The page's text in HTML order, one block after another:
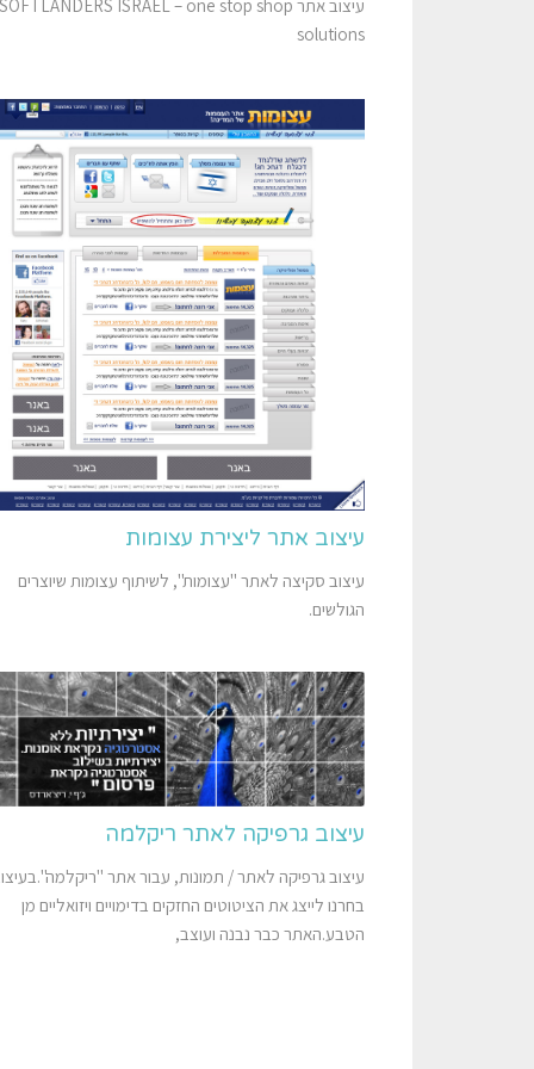
עיצוב אתר SOFTLANDERS ISRAEL – one stop shop
solutions
עיצוב אתר ליצירת עצומות
עיצוב סקיצה לאתר "עצומות", לשיתוף עצומות שיוצרים
הגולשים.
עיצוב גרפיקה לאתר ריקלמה
עיצוב גרפיקה לאתר / תמונות, עבור אתר
בחרנו לייצג את הציטוטים החזקים בדימויים ויזואליים מן
הטבע.האתר כבר נבנה ועוצב,